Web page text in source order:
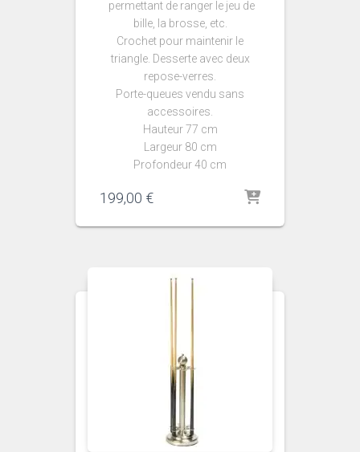
permettant de ranger le jeu de
bille, la brosse, etc.
Crochet pour maintenir le
triangle. Desserte avec deux
repose-verres.
Porte-queues vendu sans
accessoires.
Hauteur 77 cm
Largeur 80 cm
Profondeur 40 cm
199,00 €